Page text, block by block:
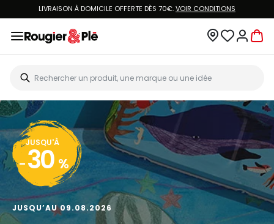
LIVRAISON À DOMICILE OFFERTE DÈS 70€.VOIR CONDITIONS
JUSQU'À
- 30 %
JUSQU’AU 09.08.2026